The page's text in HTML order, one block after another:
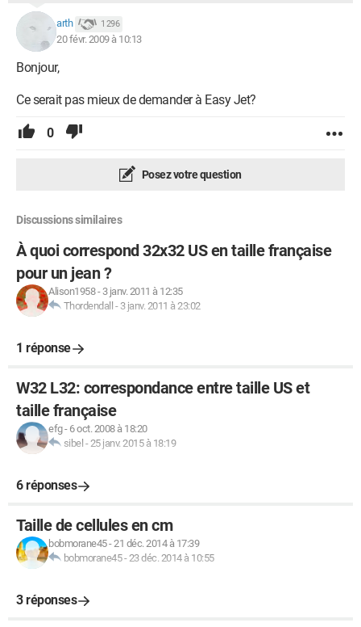
arth 1 296
20 févr. 2009 à 10:13
Bonjour,
Ce serait pas mieux de demander à Easy Jet?
0
Posez votre question
Discussions similaires
À quoi correspond 32x32 US en taille française
pour un jean ?
Alison1958- 3 janv. 2011 à 12:35
Thordendall - 3 janv. 2011 à 23:02
1 réponse
W32 L32: correspondance entre taille US et
taille française
efg- 6 oct. 2008 à 18:20
sibel -25 janv. 2015 à 18:19
6 réponses
Taille de cellules en cm
bobmorane45-21 déc. 2014 à 17:39
bobmorane45-23 déc. 2014 à 10:55
3 réponses